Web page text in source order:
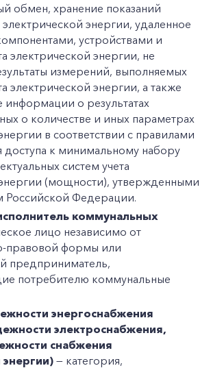
обмен, хранение показаний
энергии, удаленное
устройствами и
электрической энергии, не
измерений, выполняемых
электрической энергии, а также
информации о результатах
о количестве и иных параметрах
в соответствии с правилами
доступа к минимальному набору
систем учета
(мощности), утвержденными
Российской Федерации.
коммунальных
лицо независимо от
правовой формы или
предприниматель,
потребителю коммунальные
энергоснабжения
электроснабжения,
снабжения
энергии) — категория,